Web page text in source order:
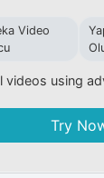
Video
videos using
Try